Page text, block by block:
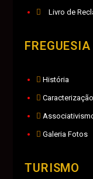
Livro de
FREGUESIA
História
Caracterização
Galeria Fotos
TURISMO